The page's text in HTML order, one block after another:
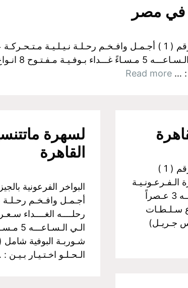
في مصر
البواخر الفرعونية بالجيزة اولآ: رحــلات الـغـداء الـعـرض رقم ( 1 ) أجـمـل
سـعـر
: …
Read more
القاهرة
أجـمـل وافـخـم رحـلـة
شـوربـة البوفية
الـحـلـو اخـتـيـار بـيـن
البواخر الفرعونية بالجيزة اولآ: رحــلات الـغـداء الـعـرض رقم ( 1 )
رحلــــه الغــــداء سـعـر الـفـرد :350 جـنـيـة مــن الساعـــه 3 عـصراً
غـــداء بـوفـيـة مـفـتـوح 8 انـواع سـلـطـات
جـريـل)